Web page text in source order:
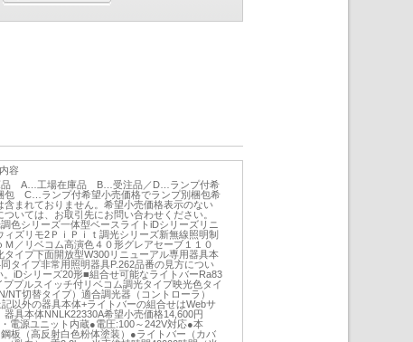
容
品 A…工場在庫品 B…受注品／D…ランプ付希
包 C…ランプ付希望小売価格でランプ別梱包希
含まれておりません。希望小売価格表示のない
いては、お取引先にお問い合わせください。
色シリーズ一体型ベースライトiDシリーズリニ
ィズリモ2ＰｉＰｉｔ調光シリーズ新無線照明制
／リベコム高演色４０形グレアセーブ１１０
タイプ下面開放型W300リニューアル専用器具本
タイプ非常用照明器具P.262品番の見方につい
。iDシリーズ20形■組合せ可能なライトバーRa83
プルスイッチ付リベコム調光タイプ映光色タイ
NT切替タイプ）適合調光器（コントローラ）
以外の器具本体+ライトバーの組合せはWebサ
器具本体NNLK22330A希望小売価格14,600円
電源ユニット内蔵●電圧:100～242V対応●本
板（高反射白色粉体塗装）●ライトバー（カバ